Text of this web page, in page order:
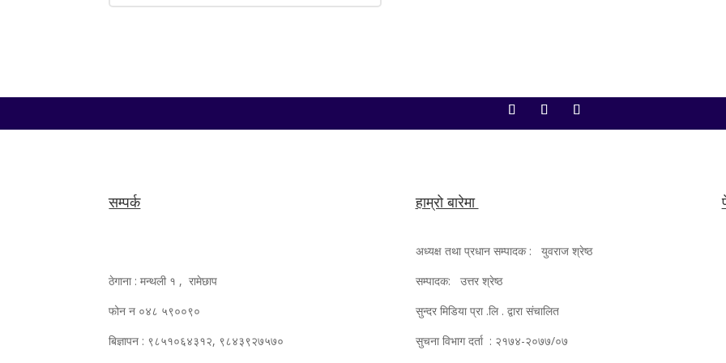
सम्पर्क
ठेगाना : मन्थली १ , रामेछाप
फोन न ०४८ ५९००९०
बिज्ञापन : ९८५१०६४३१२, ९८४३९२७५७०
हाम्रो बारेमा
अध्यक्ष तथा प्रधान सम्पादक : युवराज श्रेष्ठ
सम्पादक: उत्तर श्रेष्ठ
सुन्दर मिडिया प्रा .लि . द्वारा संचालित
सुचना विभाग दर्ता : २१७४-२०७७/०७